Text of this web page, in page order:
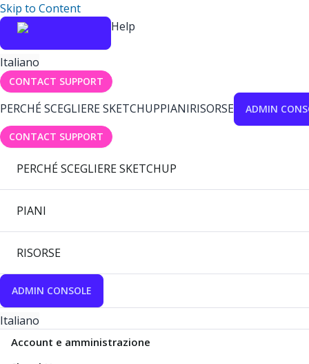
Skip to Content
Help
Italiano
CONTACT SUPPORT
PERCHÉ SCEGLIERE SKETCHUPPIANIRISORSE ADMIN
CONTACT SUPPORT
PERCHÉ SCEGLIERE SKETCHUP
PIANI
RISORSE
ADMIN CONSOLE
Italiano
Account e amministrazione